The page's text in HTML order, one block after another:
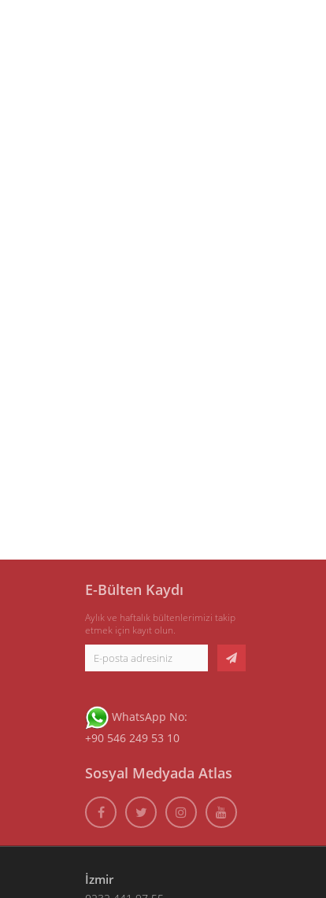
E-Bülten Kaydı
Aylık ve haftalık bültenlerimizi takip
etmek için kayıt olun.
WhatsApp No:
+90 546 249 53 10
Sosyal Medyada Atlas
İzmir